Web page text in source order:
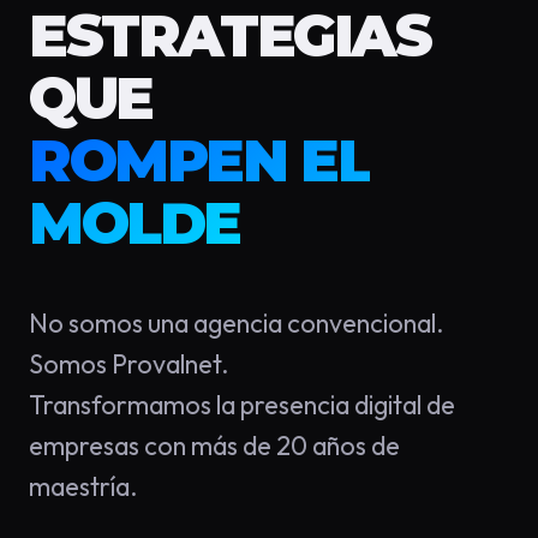
ESTRATEGIAS
QUE
ROMPEN EL
MOLDE
No somos una agencia convencional.
Somos Provalnet.
Transformamos la presencia digital de
empresas con más de 20 años de
maestría.